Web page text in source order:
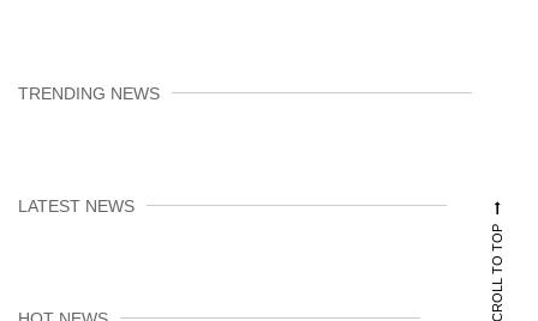
TRENDING NEWS
LATEST NEWS
SCROLL TO TOP